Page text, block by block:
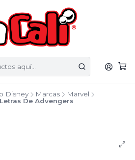
Disney Marcas
Marvel
De Advengers